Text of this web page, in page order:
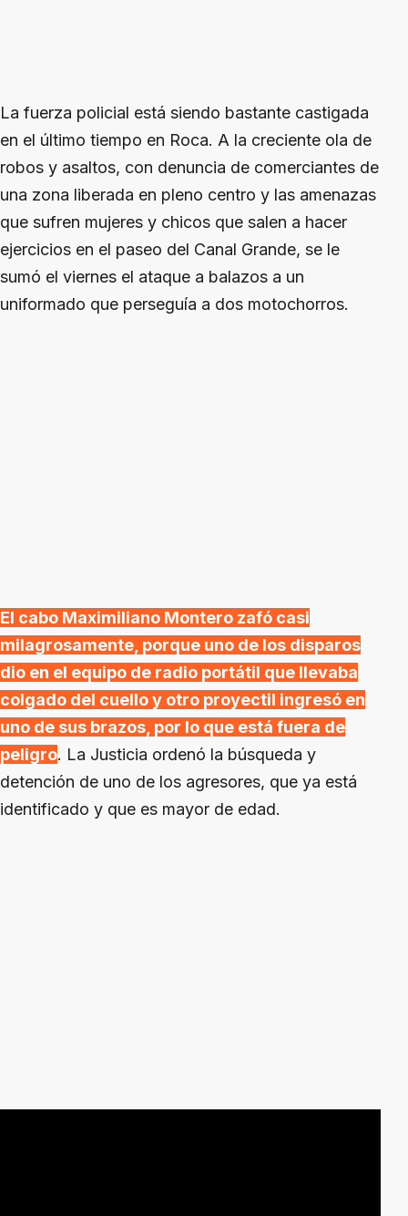
La fuerza policial está siendo bastante castigada
en el último tiempo en Roca. A la creciente ola de
robos y asaltos, con denuncia de comerciantes de
una zona liberada en pleno centro y las amenazas
que sufren mujeres y chicos que salen a hacer
ejercicios en el paseo del Canal Grande, se le
sumó el viernes el ataque a balazos a un
uniformado que perseguía a dos motochorros.
El cabo Maximiliano Montero zafó casi
milagrosamente, porque uno de los disparos
dio en el equipo de radio portátil que llevaba
colgado del cuello y otro proyectil ingresó en
uno de sus brazos, por lo que está fuera de
peligro. La Justicia ordenó la búsqueda y
detención de uno de los agresores, que ya está
identificado y que es mayor de edad.